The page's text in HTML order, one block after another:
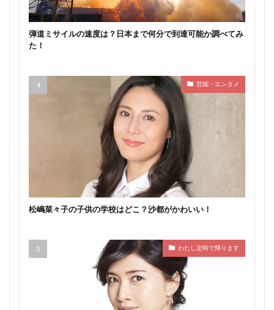
弾道ミサイルの速度は？日本まで何分で到達可能か調べてみ
た！
芸能・エンタメ
松嶋菜々子の子供の学校はどこ？沙都がかわいい！
わたし定時で帰ります